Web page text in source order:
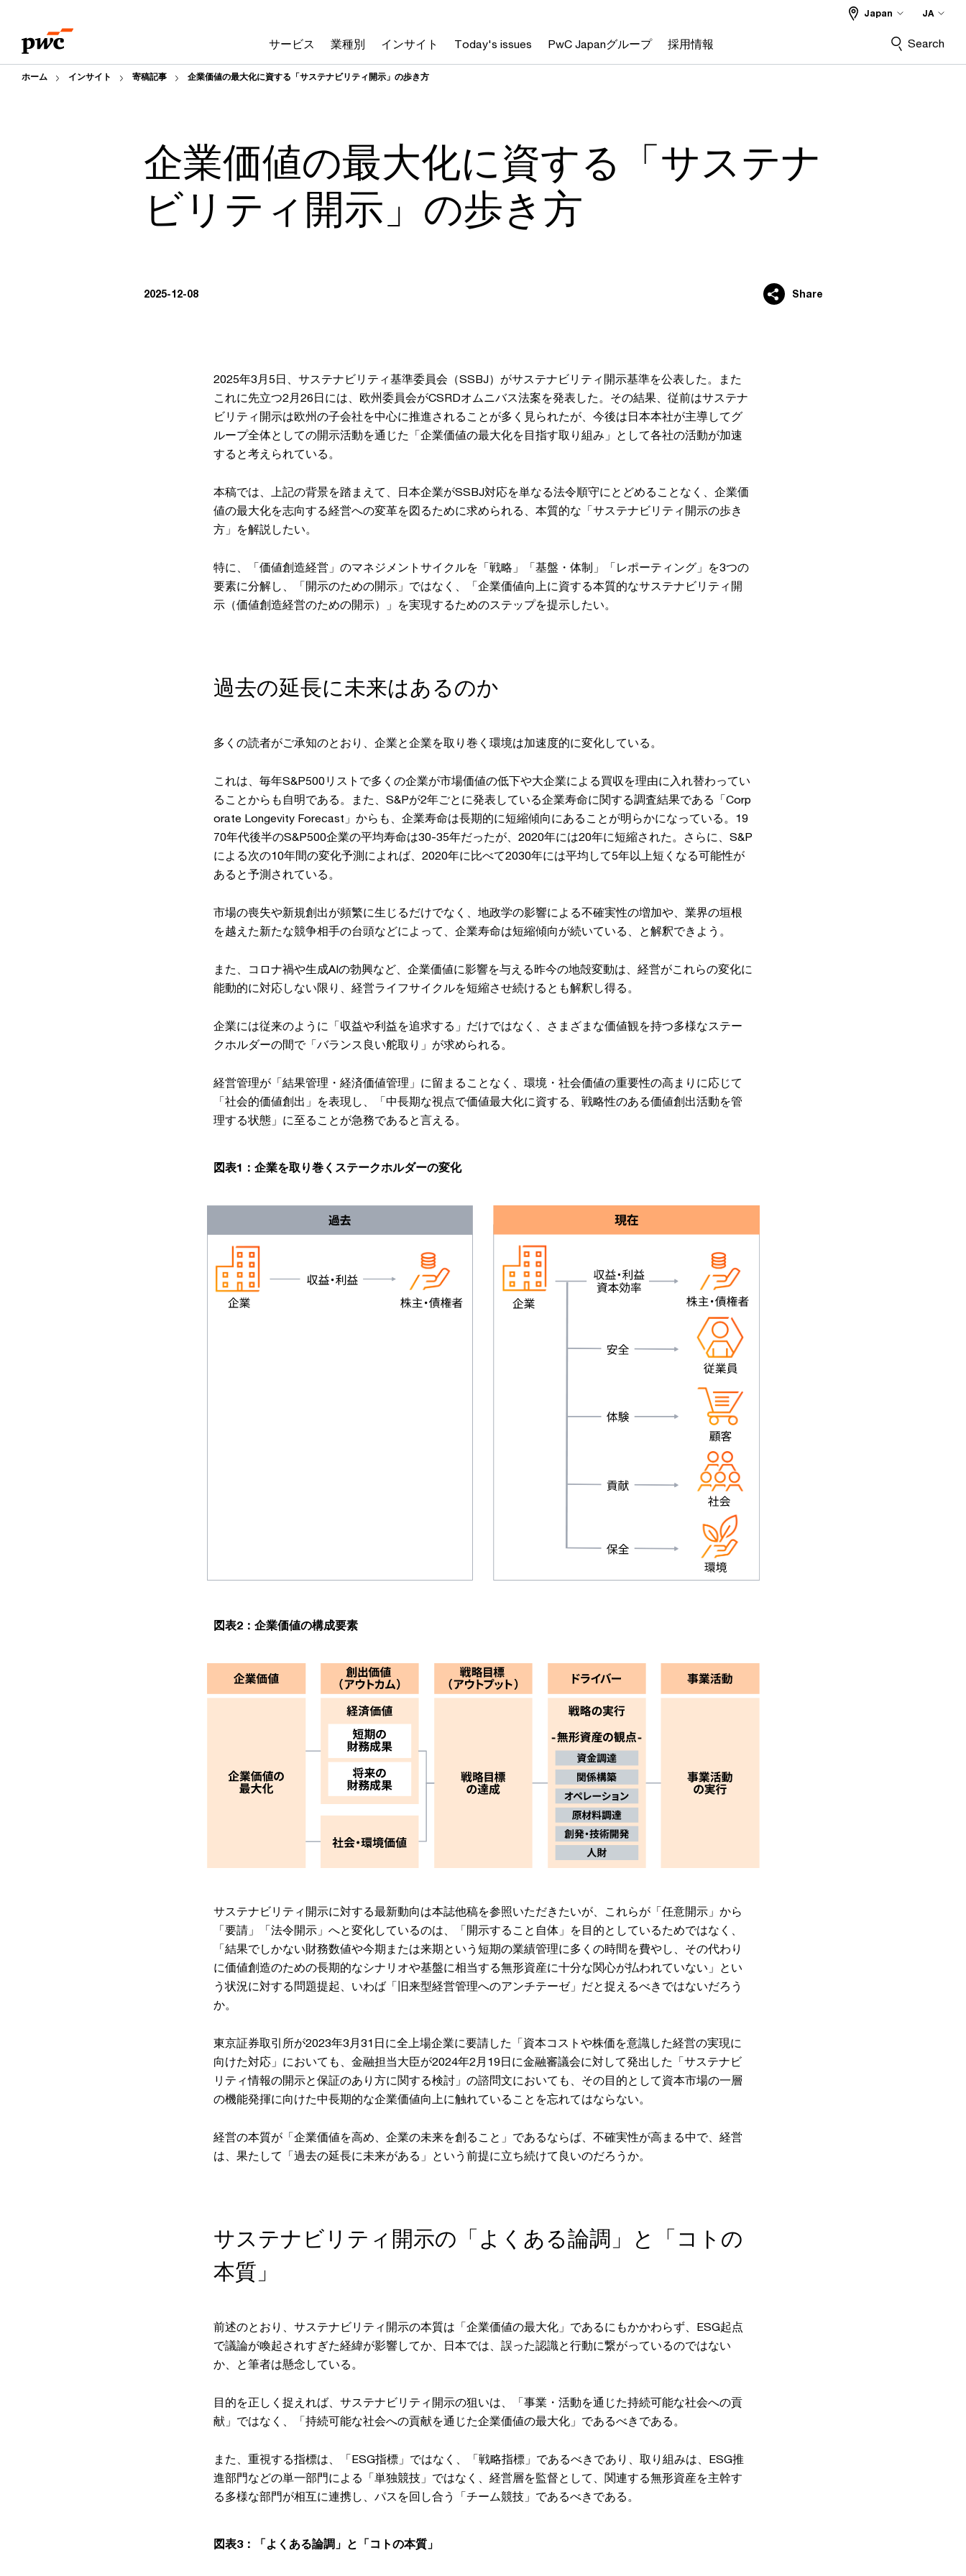
content
footer
サービス 業種別 インサイト Today's issues PwC Japanグループ 採用情報
Japan JA
Search
ホーム インサイト 寄稿記事 企業価値の最大化に資する「サステナビリティ開示」の歩き方
企業価値の最大化に資する「サステナ
ビリティ開示」の歩き方
2025-12-08 Share
2025年3月5日、サステナビリティ基準委員会（SSBJ）がサステナビリティ開示基準を公表した。また
これに先立つ2月26日には、欧州委員会がCSRDオムニバス法案を発表した。その結果、従前はサステナ
ビリティ開示は欧州の子会社を中心に推進されることが多く見られたが、今後は日本本社が主導してグ
ループ全体としての開示活動を通じた「企業価値の最大化を目指す取り組み」として各社の活動が加速
すると考えられている。
本稿では、上記の背景を踏まえて、日本企業がSSBJ対応を単なる法令順守にとどめることなく、企業価
値の最大化を志向する経営への変革を図るために求められる、本質的な「サステナビリティ開示の歩き
方」を解説したい。
特に、「価値創造経営」のマネジメントサイクルを「戦略」「基盤・体制」「レポーティング」を3つの
要素に分解し、「開示のための開示」ではなく、「企業価値向上に資する本質的なサステナビリティ開
示（価値創造経営のための開示）」を実現するためのステップを提示したい。
過去の延長に未来はあるのか
多くの読者がご承知のとおり、企業と企業を取り巻く環境は加速度的に変化している。
これは、毎年S&P500リストで多くの企業が市場価値の低下や大企業による買収を理由に入れ替わってい
ることからも自明である。また、S&Pが2年ごとに発表している企業寿命に関する調査結果である「Corp
orate Longevity Forecast」からも、企業寿命は長期的に短縮傾向にあることが明らかになっている。19
70年代後半のS&P500企業の平均寿命は30-35年だったが、2020年には20年に短縮された。さらに、S&P
による次の10年間の変化予測によれば、2020年に比べて2030年には平均して5年以上短くなる可能性が
あると予測されている。
市場の喪失や新規創出が頻繁に生じるだけでなく、地政学の影響による不確実性の増加や、業界の垣根
を越えた新たな競争相手の台頭などによって、企業寿命は短縮傾向が続いている、と解釈できよう。
また、コロナ禍や生成AIの勃興など、企業価値に影響を与える昨今の地殻変動は、経営がこれらの変化に
能動的に対応しない限り、経営ライフサイクルを短縮させ続けるとも解釈し得る。
企業には従来のように「収益や利益を追求する」だけではなく、さまざまな価値観を持つ多様なステー
クホルダーの間で「バランス良い舵取り」が求められる。
経営管理が「結果管理・経済価値管理」に留まることなく、環境・社会価値の重要性の高まりに応じて
「社会的価値創出」を表現し、「中長期な視点で価値最大化に資する、戦略性のある価値創出活動を管
理する状態」に至ることが急務であると言える。
図表1：企業を取り巻くステークホルダーの変化
図表2：企業価値の構成要素
サステナビリティ開示に対する最新動向は本誌他稿を参照いただきたいが、これらが「任意開示」から
「要請」「法令開示」へと変化しているのは、「開示すること自体」を目的としているためではなく、
「結果でしかない財務数値や今期または来期という短期の業績管理に多くの時間を費やし、その代わり
に価値創造のための長期的なシナリオや基盤に相当する無形資産に十分な関心が払われていない」とい
う状況に対する問題提起、いわば「旧来型経営管理へのアンチテーゼ」だと捉えるべきではないだろう
か。
東京証券取引所が2023年3月31日に全上場企業に要請した「資本コストや株価を意識した経営の実現に
向けた対応」においても、金融担当大臣が2024年2月19日に金融審議会に対して発出した「サステナビ
リティ情報の開示と保証のあり方に関する検討」の諮問文においても、その目的として資本市場の一層
の機能発揮に向けた中長期的な企業価値向上に触れていることを忘れてはならない。
経営の本質が「企業価値を高め、企業の未来を創ること」であるならば、不確実性が高まる中で、経営
は、果たして「過去の延長に未来がある」という前提に立ち続けて良いのだろうか。
サステナビリティ開示の「よくある論調」と「コトの
本質」
前述のとおり、サステナビリティ開示の本質は「企業価値の最大化」であるにもかかわらず、ESG起点
で議論が喚起されすぎた経緯が影響してか、日本では、誤った認識と行動に繋がっているのではない
か、と筆者は懸念している。
目的を正しく捉えれば、サステナビリティ開示の狙いは、「事業・活動を通じた持続可能な社会への貢
献」ではなく、「持続可能な社会への貢献を通じた企業価値の最大化」であるべきである。
また、重視する指標は、「ESG指標」ではなく、「戦略指標」であるべきであり、取り組みは、ESG推
進部門などの単一部門による「単独競技」ではなく、経営層を監督として、関連する無形資産を主幹す
る多様な部門が相互に連携し、パスを回し合う「チーム競技」であるべきである。
図表3：「よくある論調」と「コトの本質」